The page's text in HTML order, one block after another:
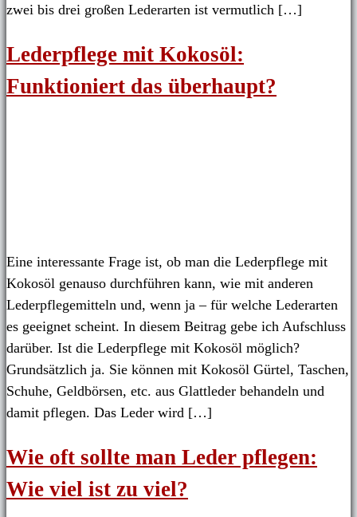
zwei bis drei großen Lederarten ist vermutlich […]
Lederpflege mit Kokosöl:
Funktioniert das überhaupt?
Eine interessante Frage ist, ob man die Lederpflege mit
Kokosöl genauso durchführen kann, wie mit anderen
Lederpflegemitteln und, wenn ja – für welche Lederarten
es geeignet scheint. In diesem Beitrag gebe ich Aufschluss
darüber. Ist die Lederpflege mit Kokosöl möglich?
Grundsätzlich ja. Sie können mit Kokosöl Gürtel, Taschen,
Schuhe, Geldbörsen, etc. aus Glattleder behandeln und
damit pflegen. Das Leder wird […]
Wie oft sollte man Leder pflegen:
Wie viel ist zu viel?